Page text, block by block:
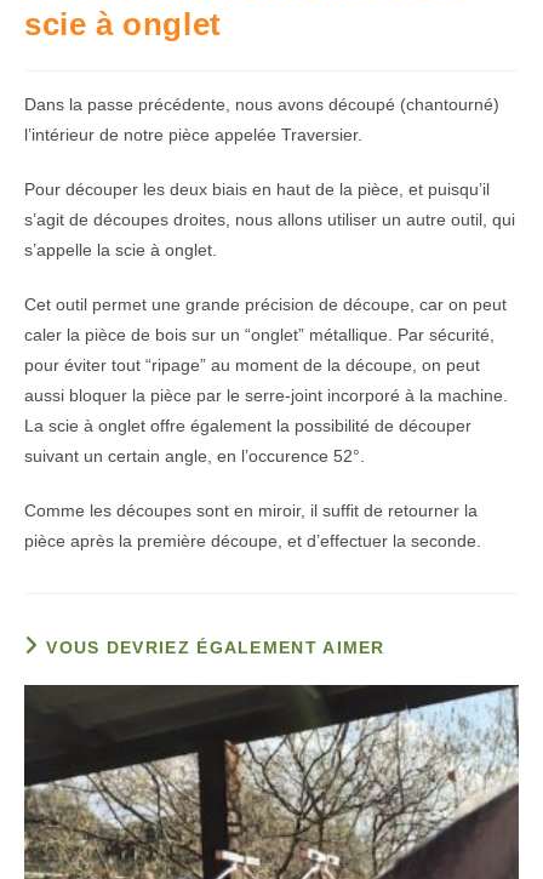
scie à onglet
Dans la passe précédente, nous avons découpé (chantourné)
l’intérieur de notre pièce appelée Traversier.
Pour découper les deux biais en haut de la pièce, et puisqu’il
s’agit de découpes droites, nous allons utiliser un autre outil, qui
s’appelle la scie à onglet.
Cet outil permet une grande précision de découpe, car on peut
caler la pièce de bois sur un “onglet” métallique. Par sécurité,
pour éviter tout “ripage” au moment de la découpe, on peut
aussi bloquer la pièce par le serre-joint incorporé à la machine.
La scie à onglet offre également la possibilité de découper
suivant un certain angle, en l’occurence 52°.
Comme les découpes sont en miroir, il suffit de retourner la
pièce après la première découpe, et d’effectuer la seconde.
VOUS DEVRIEZ ÉGALEMENT AIMER